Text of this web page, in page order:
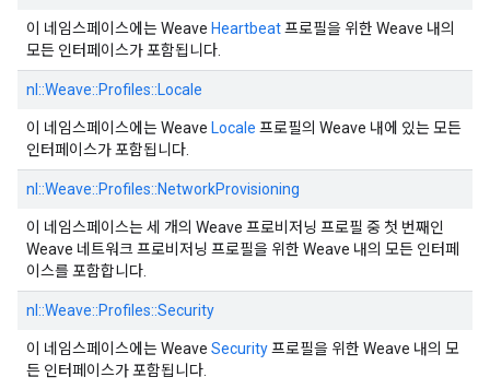
이 네임스페이스에는 Weave Heartbeat프로필을 위한 Weave 내의
모든 인터페이스가 포함됩니다.
nl::Weave::Profiles:: Locale
이 네임스페이스에는 Weave Locale 프로필의 Weave 내에 있는 모든
인터페이스가 포함됩니다.
nl::Weave::Profiles::NetworkProvisioning
이 네임스페이스는 세 개의 Weave 프로비저닝 프로필 중 첫 번째인
Weave 네트워크 프로비저닝 프로필을 위한 Weave 내의 모든 인터페
이스를 포함합니다.
nl::Weave::Profiles::Security
이 네임스페이스에는 Weave Security프로필을 위한 Weave 내의 모
든 인터페이스가 포함됩니다.